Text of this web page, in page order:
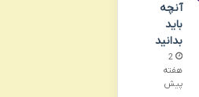
آنچه
باید
بدانید
2
هفته
پیش